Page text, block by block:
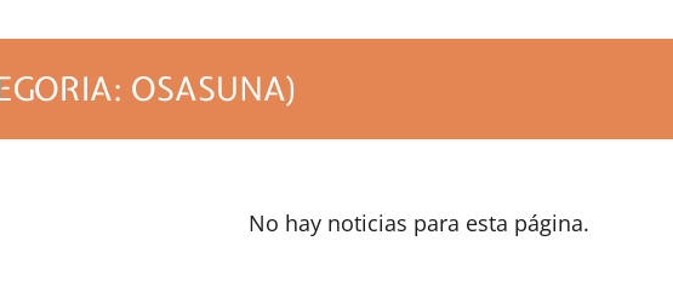
OSASUNA)
No hay noticias para esta página.